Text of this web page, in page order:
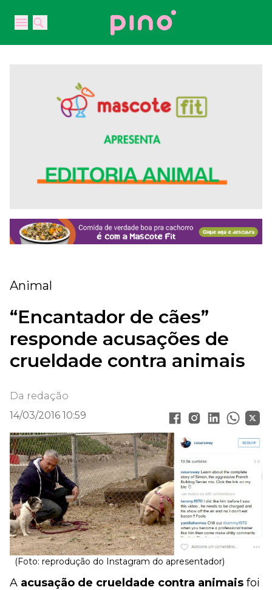
Open main menu
Open main menu
Your Company
Animal
“Encantador de cães”
responde acusações de
crueldade contra animais
Da redação
14/03/2016 10:59
(Foto: reprodução do Instagram do apresentador)
A acusação de crueldade contra animais foi